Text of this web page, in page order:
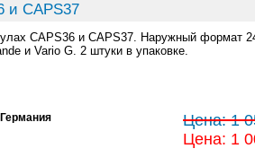
и CAPS37
CAPS36 и CAPS37. Наружный формат
и Vario G. 2 штуки в упаковке.
Цена: 1
Цена: 1